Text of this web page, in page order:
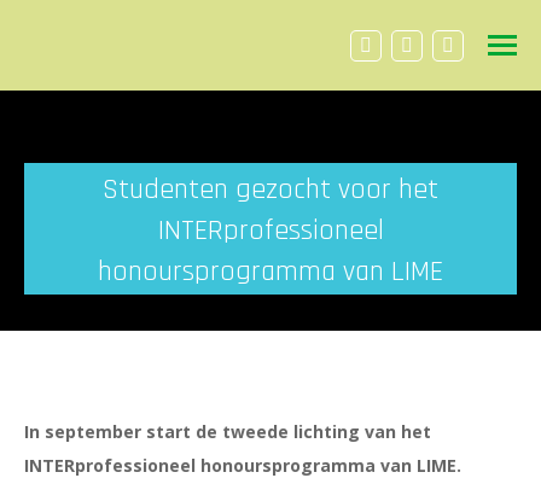
Facebook
page
new
window
Linkedin
page
new
YouTube
page
Studenten gezocht voor het
INTERprofessioneel
honoursprogramma van LIME
In september start de tweede lichting van het
INTERprofessioneel honoursprogramma van LIME.